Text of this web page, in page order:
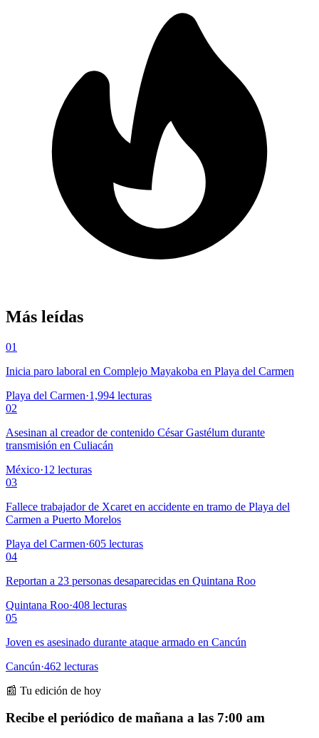
Más leídas
01
Inicia paro laboral en Complejo Mayakoba en Playa del Carmen
Playa del Carmen·1,994 lecturas
02
Asesinan al creador de contenido César Gastélum durante
transmisión en Culiacán
México·12 lecturas
03
Fallece trabajador de Xcaret en accidente en tramo de Playa del
Carmen a Puerto Morelos
Playa del Carmen·605 lecturas
04
Reportan a 23 personas desaparecidas en Quintana Roo
Quintana Roo·408 lecturas
05
Joven es asesinado durante ataque armado en Cancún
Cancún·462 lecturas
📰 Tu edición de hoy
Recibe el periódico de mañana a las 7:00 am